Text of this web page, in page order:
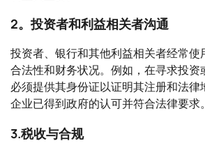
2。投资者和利益相关者沟通
投资者、银行和其他利益相关者经常使
合法性和财务状况。例如，在寻求投资
必须提供其身份证以证明其注册和法律
企业已得到政府的认可并符合法律要求。
3.税收与合规